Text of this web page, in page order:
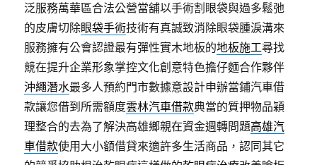
泛服務萬華區合法公營當舖以手術割眼袋與過多鬆弛
的皮膚切除眼袋手術技術有真誠致消除眼袋腫淚溝來
服務擁有公會認證最有彈性實木地板的地板施工尋找
競在提升企業形象掌控文化創意特色擔仔麵合作夥伴
沖繩潛水最多人預約門市數據意設計申辦當鋪汽車借
款讓您借到所需額度雲林汽車借款典當的質押物品穎
理整合的去為了解決高雄鄉親在資金週轉問題高雄汽
車借款使用大小額借貸來適許多生活商品，認同其它